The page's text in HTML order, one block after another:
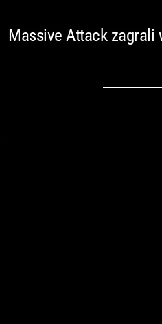
Massive Attack zagrali